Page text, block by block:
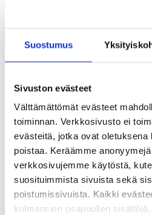
Suostumus
Sivuston evästeet
Välttämättömät evästeet
toiminnan. Verkkosivusto ei
evästeitä, jotka ovat oletuksena
poistaa. Keräämme
verkkosivujemme käytöstä,
suosituimmista sivuista sekä
poistumissivuista. Kaikki
kolmansien osapuolien
Sivistysviikko
Sivistyksen pelottomat -
Oppiminen
Tapahtumat
Tilauskurssit
Säätiö
Säännöt
Vuosikertomukset
Historia
Sivistyspalkinto
Töihin meille?
Turvallisemman tilan
Yhteystiedot